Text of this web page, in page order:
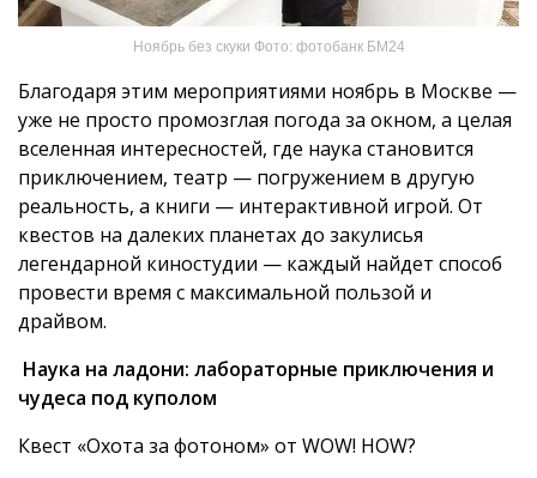
Ноябрь без скуки Фото: фотобанк БМ24
Благодаря этим мероприятиями ноябрь в Москве —
уже не просто промозглая погода за окном, а целая
вселенная интересностей, где наука становится
приключением, театр — погружением в другую
реальность, а книги — интерактивной игрой. От
квестов на далеких планетах до закулисья
легендарной киностудии — каждый найдет способ
провести время с максимальной пользой и
драйвом.
Наука на ладони: лабораторные приключения и
чудеса под куполом
Квест «Охота за фотоном» от WOW! HOW?